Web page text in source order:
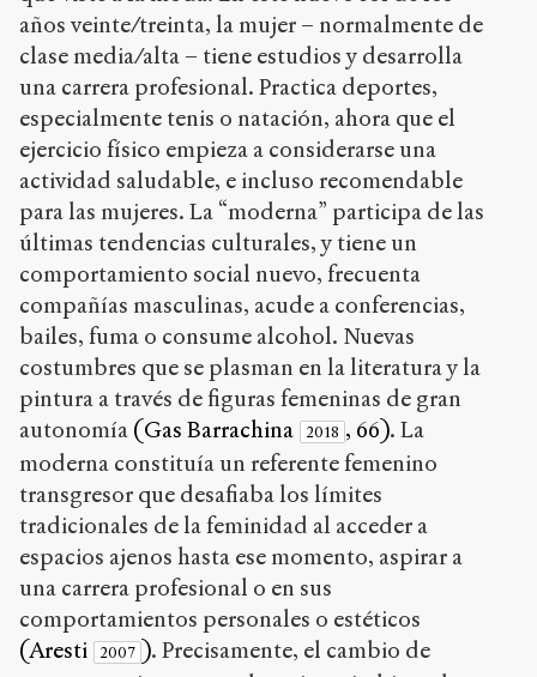
años veinte/treinta, la mujer – normalmente de
clase media/alta – tiene estudios y desarrolla
una carrera profesional. Practica deportes,
especialmente tenis o natación, ahora que el
ejercicio físico empieza a considerarse una
actividad saludable, e incluso recomendable
para las mujeres. La “moderna” participa de las
últimas tendencias culturales, y tiene un
comportamiento social nuevo, frecuenta
compañías masculinas, acude a conferencias,
bailes, fuma o consume alcohol. Nuevas
costumbres que se plasman en la literatura y la
pintura a través de figuras femeninas de gran
autonomía (Gas Barrachina 2018 , 66). La
moderna constituía un referente femenino
transgresor que desafiaba los límites
tradicionales de la feminidad al acceder a
espacios ajenos hasta ese momento, aspirar a
una carrera profesional o en sus
comportamientos personales o estéticos
(Aresti 2007 ). Precisamente, el cambio de